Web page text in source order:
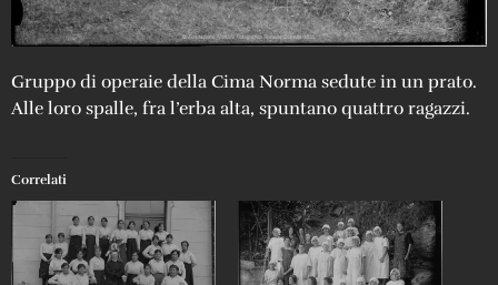
Gruppo di operaie della Cima Norma sedute in un prato.
Alle loro spalle, fra l’erba alta, spuntano quattro ragazzi.
Correlati